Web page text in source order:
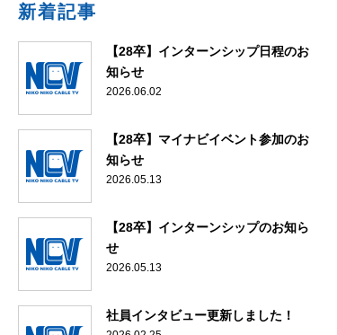
新着記事
【28卒】インターンシップ日程のお
知らせ
2026.06.02
【28卒】マイナビイベント参加のお
知らせ
2026.05.13
【28卒】インターンシップのお知ら
せ
2026.05.13
社員インタビュー更新しました！